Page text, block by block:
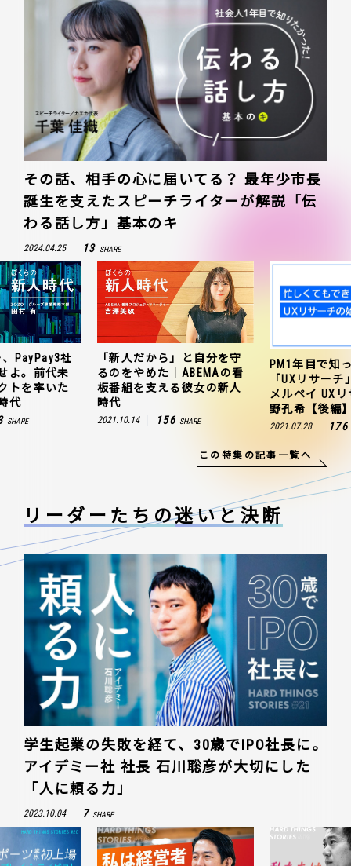
その話、相手の心に届いてる？ 最年少市長
誕生を支えたスピーチライターが解説「伝
わる話し方」基本のキ
2024.04.25 13 SHARE
PayPay3社
よ。前代未
トを率いた
代
SHARE
「新人だから」と自分を守
るのをやめた｜ABEMAの看
板番組を支える彼女の新人
時代
2021.10.14 156 SHARE
PM1年目で知
「UXリサー
メルペイ UX
野孔希【後編
2021.07.28 176
この特集の記事一覧へ
リーダーたちの迷いと決断
学生起業の失敗を経て、30歳でIPO社長に。
アイデミー社 社長 石川聡彦が大切にした
「人に頼る力」
2023.10.04 7 SHARE